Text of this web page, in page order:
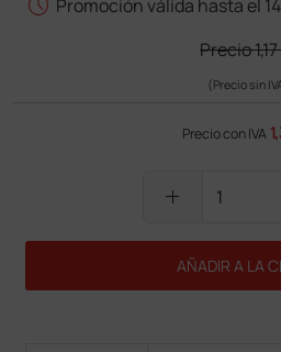
Promoción válida hasta el
Precio
(Precio sin
Precio con IVA
add
AÑADIR A LA